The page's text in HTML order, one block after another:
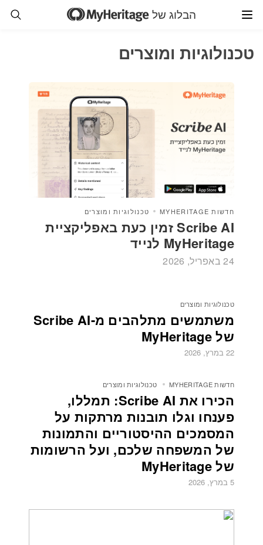
הבלוג של
טכנולוגיות ומוצרים
חדשות MYHERITAGE טכנולוגיות ומוצרים
Scribe AI זמין כעת באפליקציית
MyHeritage לנייד
24 באפריל, 2026
טכנולוגיות ומוצרים
משתמשים מתלהבים מ-Scribe AI
של MyHeritage
22 במרץ, 2026
חדשות MYHERITAGE טכנולוגיות ומוצרים
הכירו את Scribe AI: תמללו,
פענחו וגלו תובנות מרתקות על
המסמכים ההיסטוריים והתמונות
של המשפחה שלכם, ועל הרשומות
של MyHeritage
5 במרץ, 2026